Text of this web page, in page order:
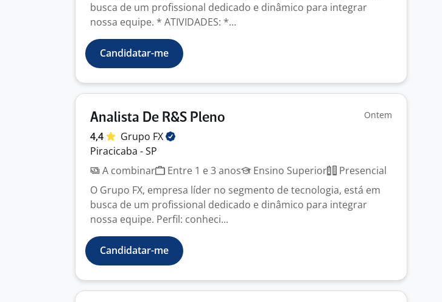
busca de um profissional dedicado e dinâmico para integrar
nossa equipe. * ATIVIDADES: *...
Candidatar-me
Analista De R&S Pleno Ontem
4,4 Grupo FX
Piracicaba - SP
A combinar
Entre 1 e 3 anos Ensino Superior
Presencial
O Grupo FX, empresa líder no segmento de tecnologia, está em
busca de um profissional dedicado e dinâmico para integrar
nossa equipe. Perfil: conheci...
Candidatar-me